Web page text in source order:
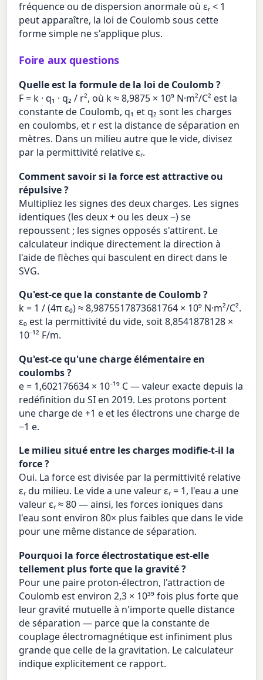
fréquence ou de dispersion anormale où εᵣ < 1
peut apparaître, la loi de Coulomb sous cette
forme simple ne s'applique plus.
Foire aux questions
Quelle est la formule de la loi de Coulomb ?
F = k · q₁ · q₂ / r², où k ≈ 8,9875 × 10⁹ N·m²/C² est la
constante de Coulomb, q₁ et q₂ sont les charges
en coulombs, et r est la distance de séparation en
mètres. Dans un milieu autre que le vide, divisez
par la permittivité relative εᵣ.
Comment savoir si la force est attractive ou
répulsive ?
Multipliez les signes des deux charges. Les signes
identiques (les deux + ou les deux −) se
repoussent ; les signes opposés s'attirent. Le
calculateur indique directement la direction à
l'aide de flèches qui basculent en direct dans le
SVG.
Qu'est-ce que la constante de Coulomb ?
k = 1 / (4π ε₀) ≈ 8,9875517873681764 × 10⁹ N·m²/C².
ε₀ est la permittivité du vide, soit 8,8541878128 ×
10⁻¹² F/m.
Qu'est-ce qu'une charge élémentaire en
coulombs ?
e = 1,602176634 × 10⁻¹⁹ C — valeur exacte depuis la
redéfinition du SI en 2019. Les protons portent
une charge de +1 e et les électrons une charge de
−1 e.
Le milieu situé entre les charges modifie-t-il la
force ?
Oui. La force est divisée par la permittivité relative
εᵣ du milieu. Le vide a une valeur εᵣ = 1, l'eau a une
valeur εᵣ ≈ 80 — ainsi, les forces ioniques dans
l'eau sont environ 80× plus faibles que dans le vide
pour une même distance de séparation.
Pourquoi la force électrostatique est-elle
tellement plus forte que la gravité ?
Pour une paire proton-électron, l'attraction de
Coulomb est environ 2,3 × 10³⁹ fois plus forte que
leur gravité mutuelle à n'importe quelle distance
de séparation — parce que la constante de
couplage électromagnétique est infiniment plus
grande que celle de la gravitation. Le calculateur
indique explicitement ce rapport.